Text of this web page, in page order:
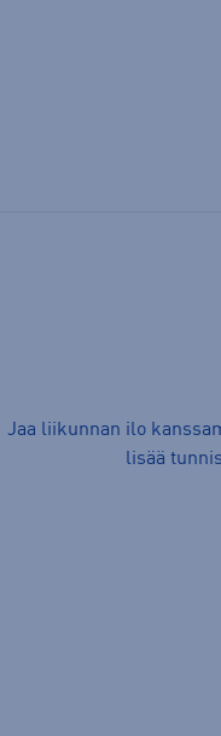
Jaa liikunnan ilo
lisää